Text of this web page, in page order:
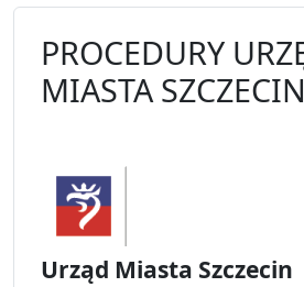
PROCEDURY
MIASTA SZCZECIN
Urząd Miasta Szczecin